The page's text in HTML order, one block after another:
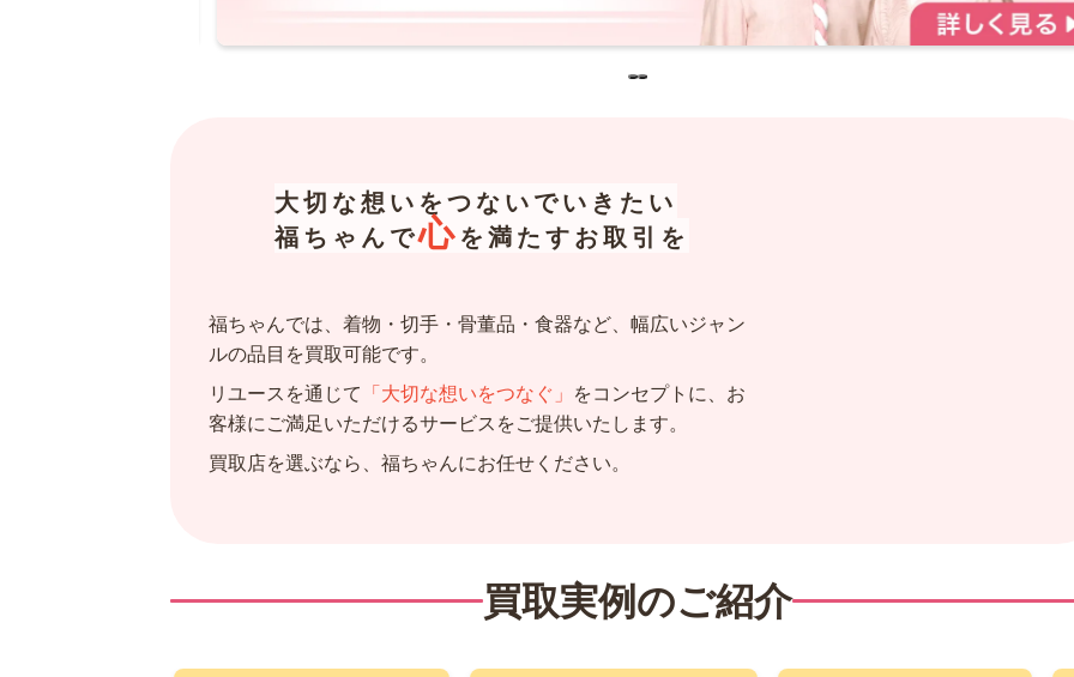
大切な想いをつないでいきたい
福ちゃんで心を満たすお取引を
福ちゃんでは、着物・切手・骨董品・食器など、幅広いジャン
ルの品目を買取可能です。
リユースを通じて 「大切な想いをつなぐ」 をコンセプトに、お
客様にご満足いただけるサービスをご提供いたします。
買取店を選ぶなら、福ちゃんにお任せください。
買取実例のご紹介